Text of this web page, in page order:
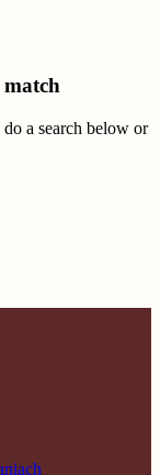
a search below or